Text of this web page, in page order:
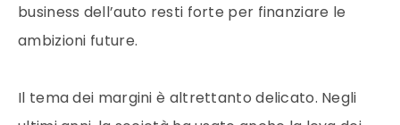
business dell’auto resti forte per finanziare le
ambizioni future.
Il tema dei margini è altrettanto delicato. Negli